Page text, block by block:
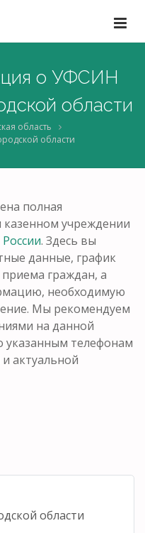
о УФСИН
области
область
области
полная
учреждении
. Здесь вы
данные, график
граждан, а
необходимую
Мы рекомендуем
на данной
указанным телефонам
актуальной
области